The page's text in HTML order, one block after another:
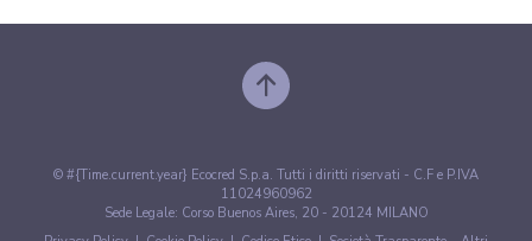
© #{Time.current.year} Ecocred S.p.a. Tutti i diritti riservati - C.F e P.IVA
11024960962
Sede Legale: Corso Buenos Aires, 20 - 20124 MILANO